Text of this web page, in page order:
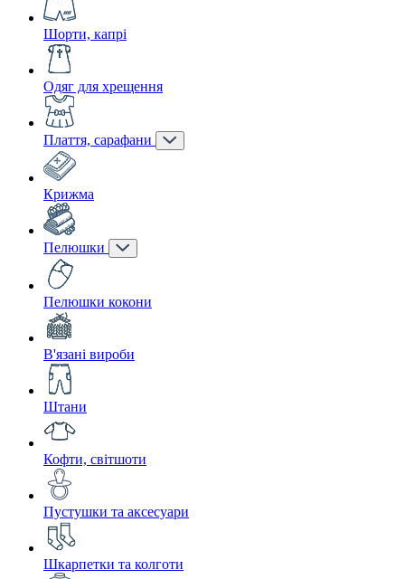
Шорти, капрі
Одяг для хрещення
Плаття, сарафани
Крижма
Пелюшки
Пелюшки кокони
В'язані вироби
Штани
Кофти, світшоти
Пустушки та аксесуари
Шкарпетки та колготи